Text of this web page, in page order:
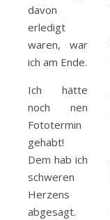
davon
erledigt
waren, war
ich am Ende.
Ich hätte
noch nen
Fototermin
gehabt!
Dem hab ich
schweren
Herzens
abgesagt.